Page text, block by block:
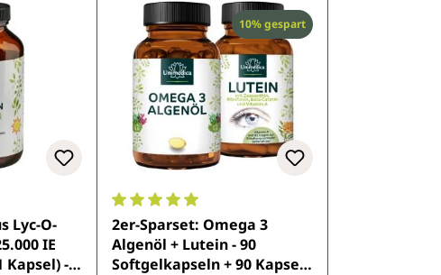
von 4.6 von 5 Sternen
Lyc-O-
IE
Kapsel) -
Rabatt
10% gespart
Durchschnittliche Bewertung von 5 von 5 Sternen
2er-Sparset: Omega 3
Algenöl + Lutein - 90
Softgelkapseln + 90 Kapseln